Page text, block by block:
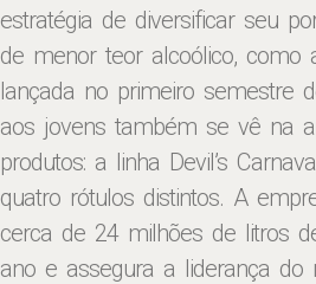
estratégia de diversificar seu
de menor teor alcoólico, como
lançada no primeiro semestre
aos jovens também se vê na
produtos: a linha Devil’s
quatro rótulos distintos. A
cerca de 24 milhões de litros
ano e assegura a liderança do